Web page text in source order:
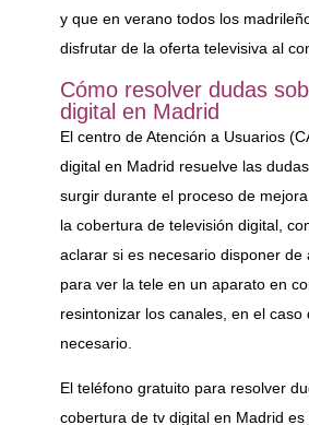
y que en verano todos los
disfrutar de la oferta televisiva al
Cómo resolver dudas
digital en Madrid
El centro de Atención a Usuarios
digital en Madrid resuelve las
surgir durante el proceso de
la cobertura de televisión digital,
aclarar si es necesario disponer de
para ver la tele en un aparato en
resintonizar los canales, en el caso
necesario.
El teléfono gratuito para resolver
cobertura de tv digital en Madrid es